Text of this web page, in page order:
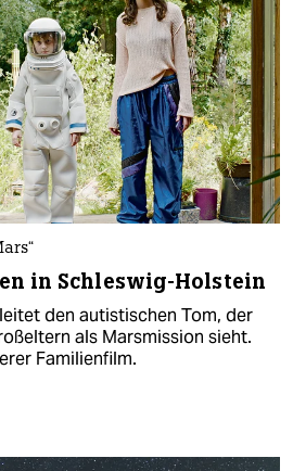
in Schleswig-Holstein
den autistischen Tom, der
als Marsmission sieht.
Familienfilm.